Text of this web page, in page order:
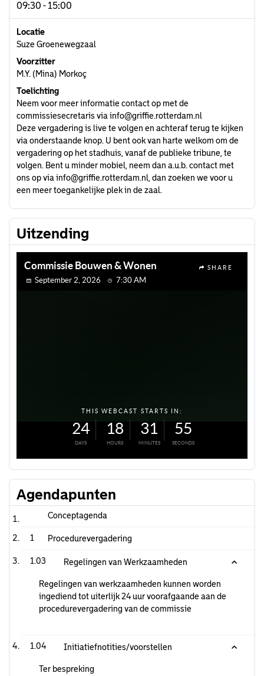
09:30 - 15:00
Locatie
Suze Groenewegzaal
Voorzitter
M.Y. (Mina) Morkoç
Toelichting
Neem voor meer informatie contact op met de
commissiesecretaris via info@griffie.rotterdam.nl
Deze vergadering is live te volgen en achteraf terug te kijken
via onderstaande knop. U bent ook van harte welkom om de
vergadering op het stadhuis, vanaf de publieke tribune, te
volgen. Bent u minder mobiel, neem dan a.u.b. contact met
ons op via info@griffie.rotterdam.nl , dan zoeken we voor u
een meer toegankelijke plek in de zaal.
Uitzending
Agendapunten
Conceptagenda
1 Procedurevergadering
1.03 Regelingen van Werkzaamheden
Regelingen van werkzaamheden kunnen worden
ingediend tot uiterlijk 24 uur voorafgaande aan de
procedurevergadering van de commissie
1.04 Initiatiefnotities/voorstellen
Ter bespreking